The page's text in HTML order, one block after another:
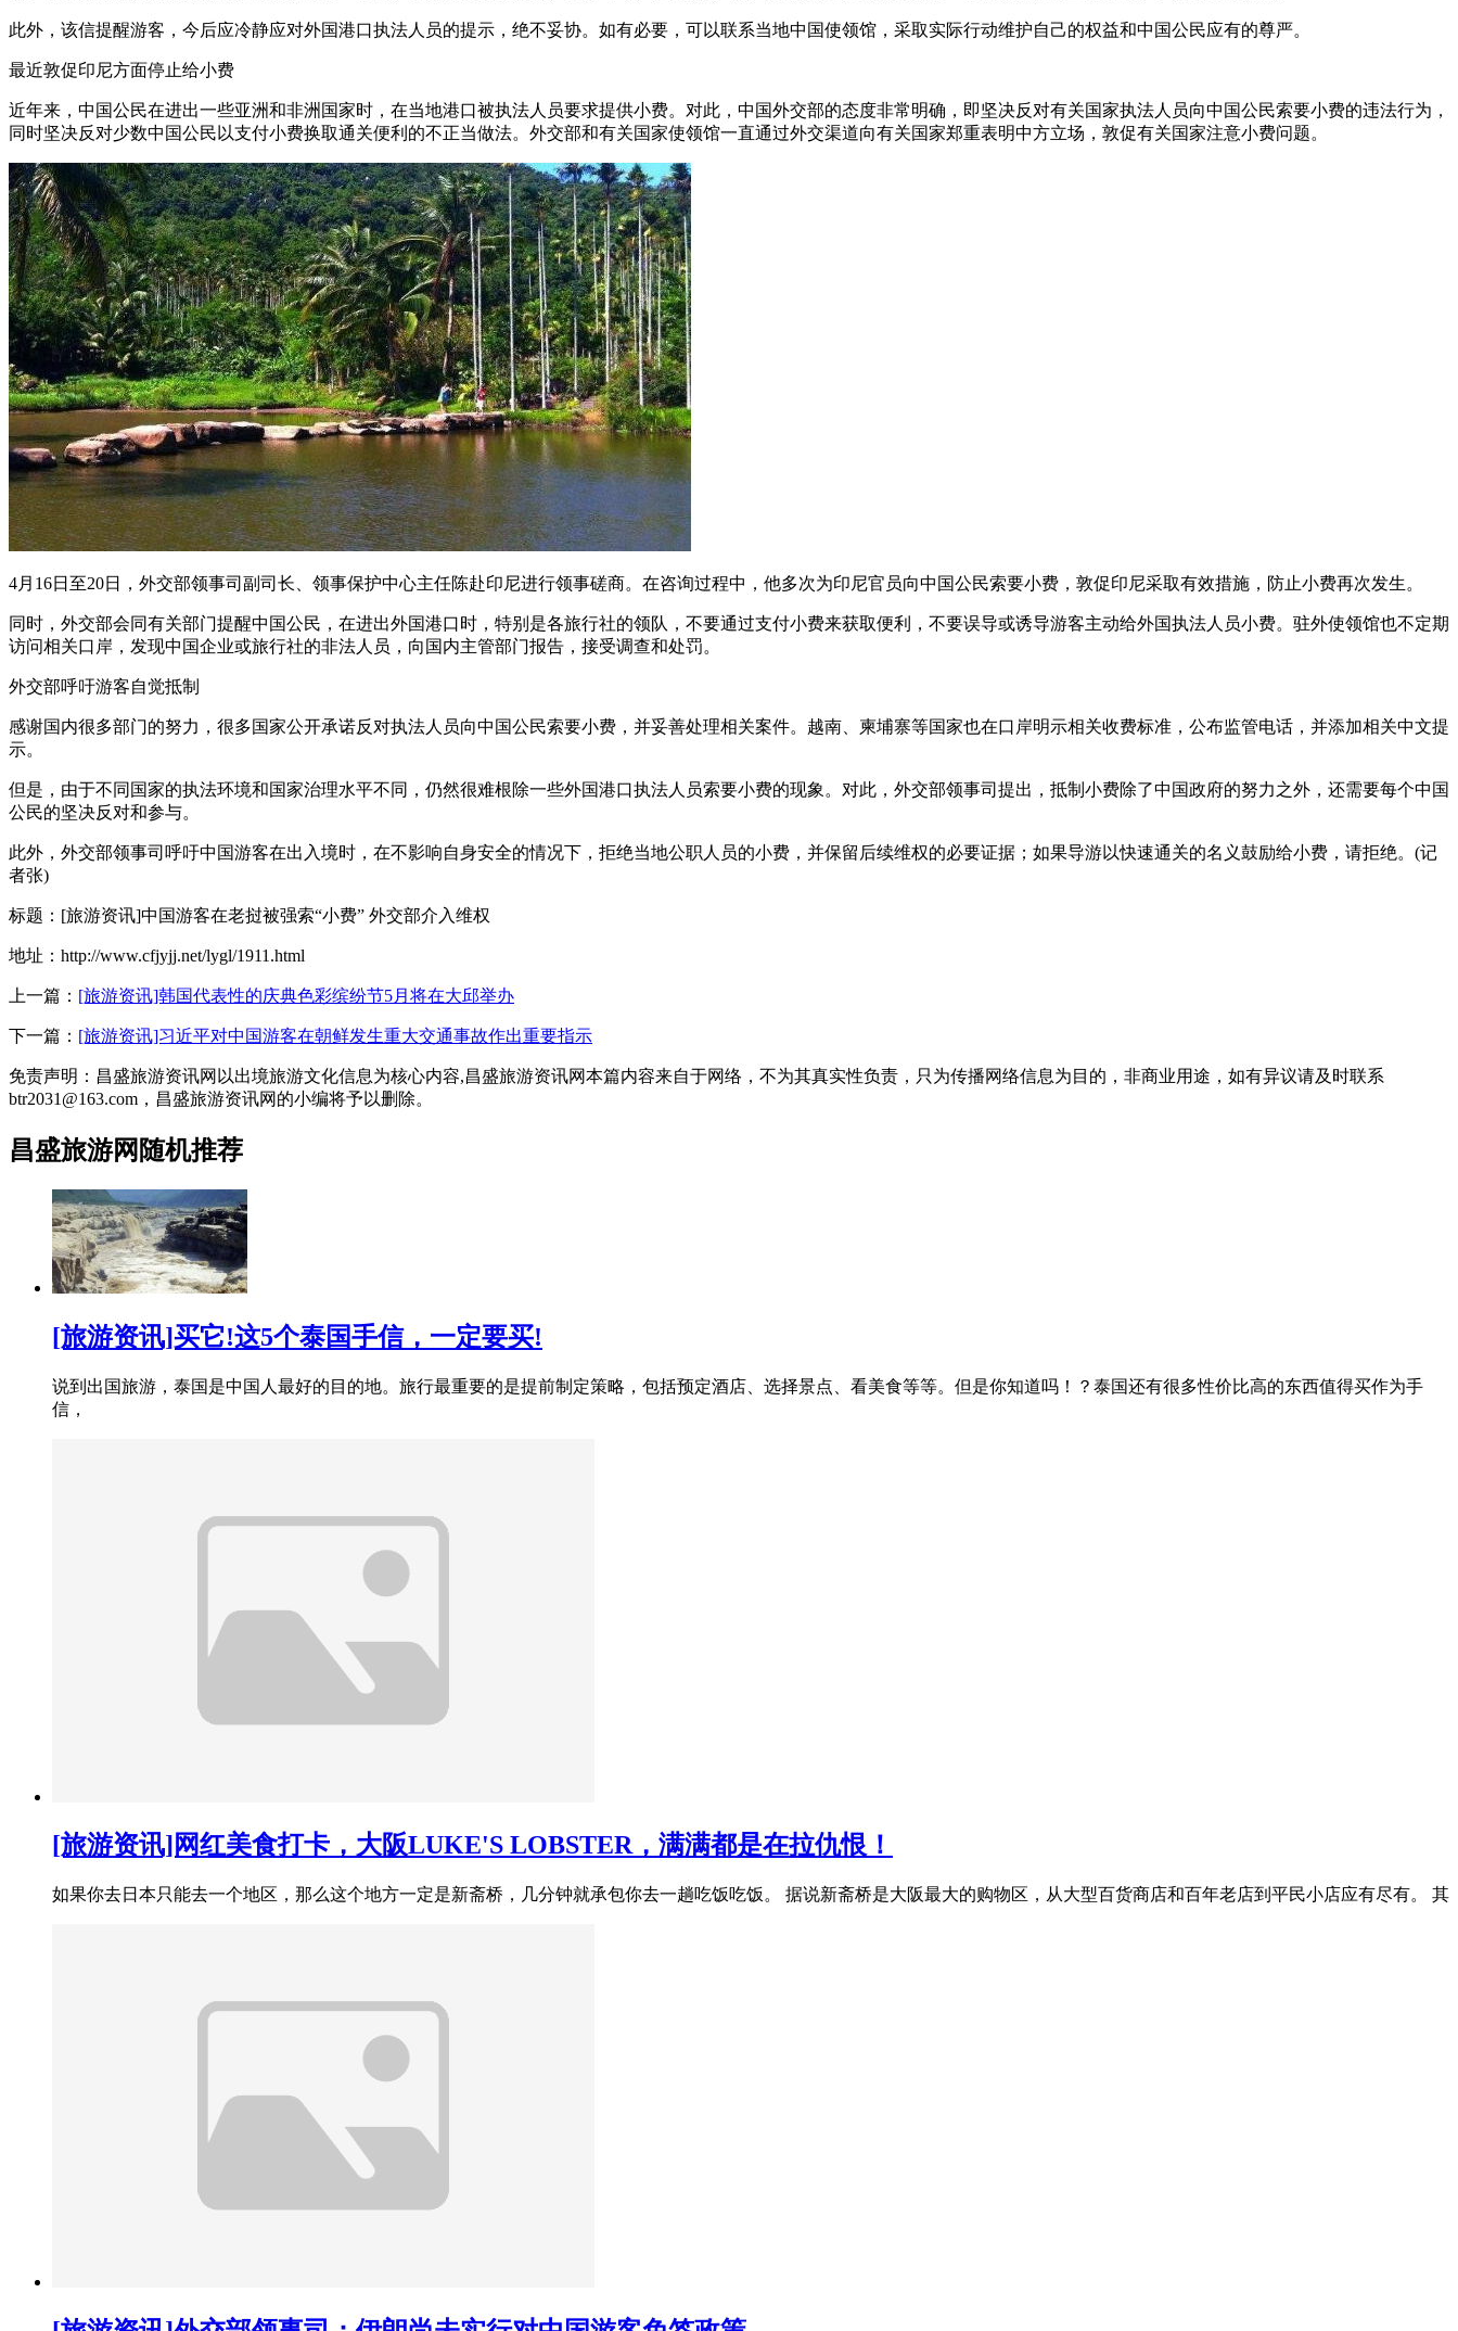
此外，该信提醒游客，今后应冷静应对外国港口执法人员的提示，绝不妥协。如有必要，可以联系当地中国使领馆，采取实际行动维护自己的权益和中国公民应有的尊严。
最近敦促印尼方面停止给小费
近年来，中国公民在进出一些亚洲和非洲国家时，在当地港口被执法人员要求提供小费。对此，中国外交部的态度非常明确，即坚决反对有关国家执法人员向中国公民索要小费的违法行为，
同时坚决反对少数中国公民以支付小费换取通关便利的不正当做法。外交部和有关国家使领馆一直通过外交渠道向有关国家郑重表明中方立场，敦促有关国家注意小费问题。
4月16日至20日，外交部领事司副司长、领事保护中心主任陈赴印尼进行领事磋商。在咨询过程中，他多次为印尼官员向中国公民索要小费，敦促印尼采取有效措施，防止小费再次发生。
同时，外交部会同有关部门提醒中国公民，在进出外国港口时，特别是各旅行社的领队，不要通过支付小费来获取便利，不要误导或诱导游客主动给外国执法人员小费。驻外使领馆也不定期
访问相关口岸，发现中国企业或旅行社的非法人员，向国内主管部门报告，接受调查和处罚。
外交部呼吁游客自觉抵制
感谢国内很多部门的努力，很多国家公开承诺反对执法人员向中国公民索要小费，并妥善处理相关案件。越南、柬埔寨等国家也在口岸明示相关收费标准，公布监管电话，并添加相关中文提
示。
但是，由于不同国家的执法环境和国家治理水平不同，仍然很难根除一些外国港口执法人员索要小费的现象。对此，外交部领事司提出，抵制小费除了中国政府的努力之外，还需要每个中国
公民的坚决反对和参与。
此外，外交部领事司呼吁中国游客在出入境时，在不影响自身安全的情况下，拒绝当地公职人员的小费，并保留后续维权的必要证据；如果导游以快速通关的名义鼓励给小费，请拒绝。(记
者张)
标题：[旅游资讯]中国游客在老挝被强索“小费” 外交部介入维权
地址：http://www.cfjyjj.net/lygl/1911.html
上一篇： [旅游资讯]韩国代表性的庆典色彩缤纷节5月将在大邱举办
下一篇： [旅游资讯]习近平对中国游客在朝鲜发生重大交通事故作出重要指示
免责声明：昌盛旅游资讯网以出境旅游文化信息为核心内容,昌盛旅游资讯网本篇内容来自于网络，不为其真实性负责，只为传播网络信息为目的，非商业用途，如有异议请及时联系
btr2031@163.com，昌盛旅游资讯网的小编将予以删除。
昌盛旅游网随机推荐
[旅游资讯]买它!这5个泰国手信，一定要买!
说到出国旅游，泰国是中国人最好的目的地。旅行最重要的是提前制定策略，包括预定酒店、选择景点、看美食等等。但是你知道吗！？泰国还有很多性价比高的东西值得买作为手
信，
[旅游资讯]网红美食打卡，大阪LUKE'S LOBSTER，满满都是在拉仇恨！
如果你去日本只能去一个地区，那么这个地方一定是新斋桥，几分钟就承包你去一趟吃饭吃饭。 据说新斋桥是大阪最大的购物区，从大型百货商店和百年老店到平民小店应有尽有。 其